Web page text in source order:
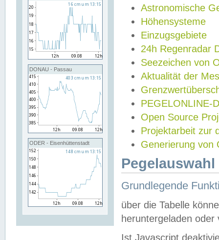
DONAU - Passau
ODER - Eisenhüttenstadt
Astronomische
Höhensysteme
Einzugsgebiete
24h Regenradar
Seezeichen von
Aktualität der
PEGELONLINE-
Open Source
Projektarbeit zur
Generierung von
Grundlegende
über die Tabelle
heruntergeladen oder
Ist Javascript